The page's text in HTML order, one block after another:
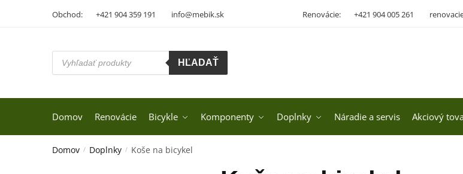
Obchod: +421 904 359 191 info@mebik.sk Renovácie: +421 904 005 261
Products
search
HĽADAŤ
Domov Renovácie Bicykle Komponenty Doplnky Náradie a servis Akciový
Domov / Doplnky / Koše na bicykel